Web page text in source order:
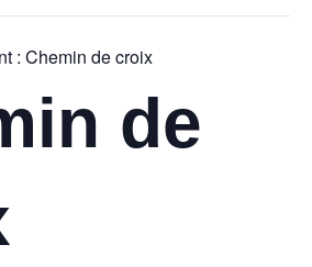
: Chemin de croix
de